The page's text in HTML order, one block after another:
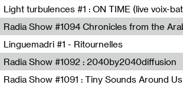
Lutèce Lockness
Jérôme Game,Jean-Michel Espitallier
Reboot.fm
Linguemadri #1 - Ritournelles
Meris Angioletti
Radia Show #1092 : 2040by2040diffusion
Diffusion FM
Radia Show #1091 : Tiny Sounds Around Us